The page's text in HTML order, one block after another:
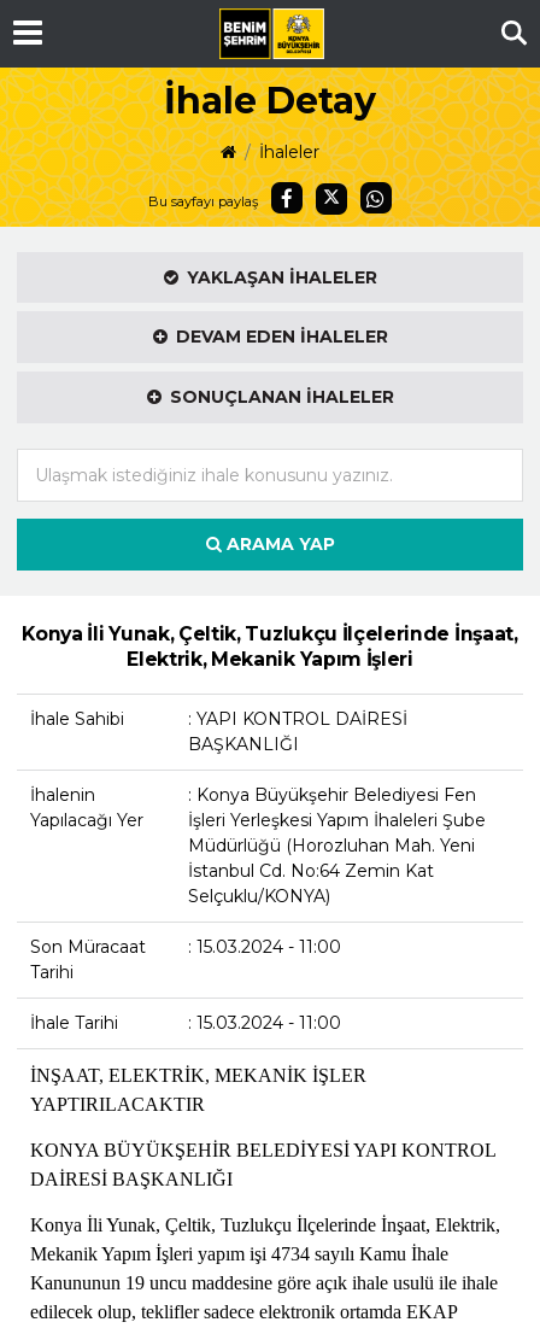
İhale Detay
İhaleler
Bu sayfayı paylaş
YAKLAŞAN İHALELER
DEVAM EDEN İHALELER
SONUÇLANAN İHALELER
ARAMA YAP
Konya İli Yunak, Çeltik, Tuzlukçu İlçelerinde İnşaat,
Elektrik, Mekanik Yapım İşleri
İhale Sahibi
: YAPI KONTROL DAİRESİ
BAŞKANLIĞI
İhalenin
Yapılacağı Yer
: Konya Büyükşehir Belediyesi Fen
İşleri Yerleşkesi Yapım İhaleleri Şube
Müdürlüğü (Horozluhan Mah. Yeni
İstanbul Cd. No:64 Zemin Kat
Selçuklu/KONYA)
Son Müracaat
Tarihi
: 15.03.2024 - 11:00
İhale Tarihi : 15.03.2024 - 11:00
İNŞAAT, ELEKTRİK, MEKANİK İŞLER
YAPTIRILACAKTIR
KONYA BÜYÜKŞEHİR BELEDİYESİ YAPI KONTROL
DAİRESİ BAŞKANLIĞI
Konya İli Yunak, Çeltik, Tuzlukçu İlçelerinde İnşaat, Elektrik,
Mekanik Yapım İşleri yapım işi 4734 sayılı Kamu İhale
Kanununun 19 uncu maddesine göre açık ihale usulü ile ihale
edilecek olup, teklifler sadece elektronik ortamda EKAP